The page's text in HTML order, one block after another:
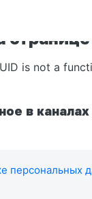
странице
is not a
в каналах
персональных